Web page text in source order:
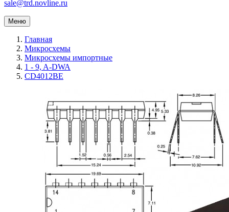
sale@trd.novline.ru
Меню
Главная
Микросхемы
Микросхемы импортные
1 - 9, A-DWA
CD4012BE